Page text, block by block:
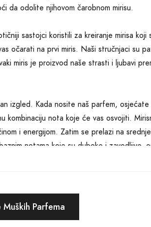
da odolite njihovom čarobnom mirisu.
sastojci koristili za kreiranje mirisa koji
očarati na prvi miris. Naši stručnjaci su
miris je proizvod naše strasti i ljubavi
izgled. Kada nosite naš parfem, osjećate
kombinaciju nota koje će vas osvojiti.
i energijom. Zatim se prelazi na
notama koje su duboke i zavodljive,
ili moderni džentlmen, naša kolekcija
koje će vas osjetiti posebnim, jer
Parfema